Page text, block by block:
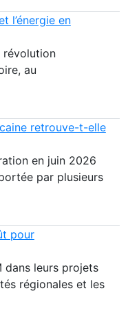
l’énergie en
révolution
au
retrouve-t-elle
en juin 2026
par plusieurs
pour
dans leurs projets
régionales et les